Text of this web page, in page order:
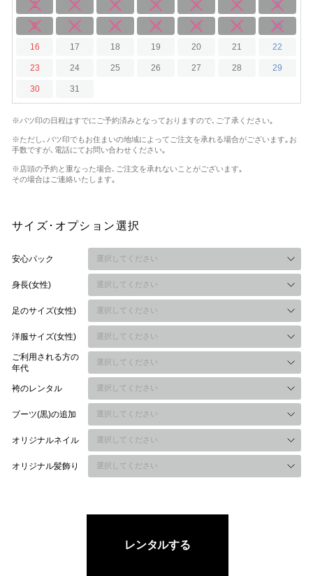
2 3 4 5 6 7 8
9 10 11 12 13 14 15
16 17 18 19 20 21 22
23 24 25 26 27 28 29
30 31
※バツ印の日程はすでにご予約済みとなっておりますので､ご了承ください｡
※ただし､バツ印でもお住まいの地域によってご注文を承れる場合がございます｡ お
手数ですが､電話にてお問い合わせください｡
※店頭の予約と重なった場合､ご注文を承れないことがございます｡
その場合はご連絡いたします｡
サイズ･オプション選択
安心パック
身長(女性)
足のサイズ(女性)
洋服サイズ(女性)
ご利用される方の
年代
袴のレンタル
ブーツ(黒)の追加
オリジナルネイル
オリジナル髪飾り
レンタルする